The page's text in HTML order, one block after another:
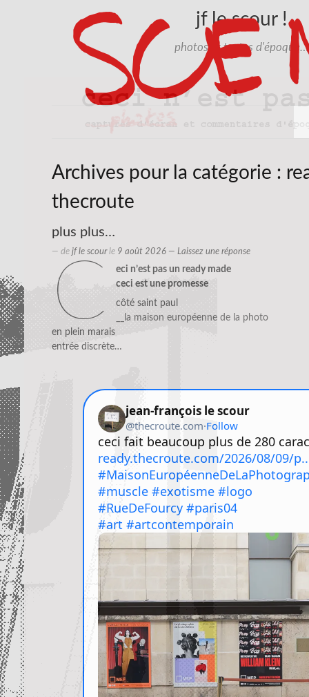
jf le scour !
photos et textes d'époque…
Archives pour la catégorie :
thecroute
plus plus…
— de jf le scourle 9 août 2026 — Laissez une réponse
c
eci n’est pas un ready made
ceci est une promesse
côté saint paul
__la maison européenne de la photo
en plein marais
entrée discrète…